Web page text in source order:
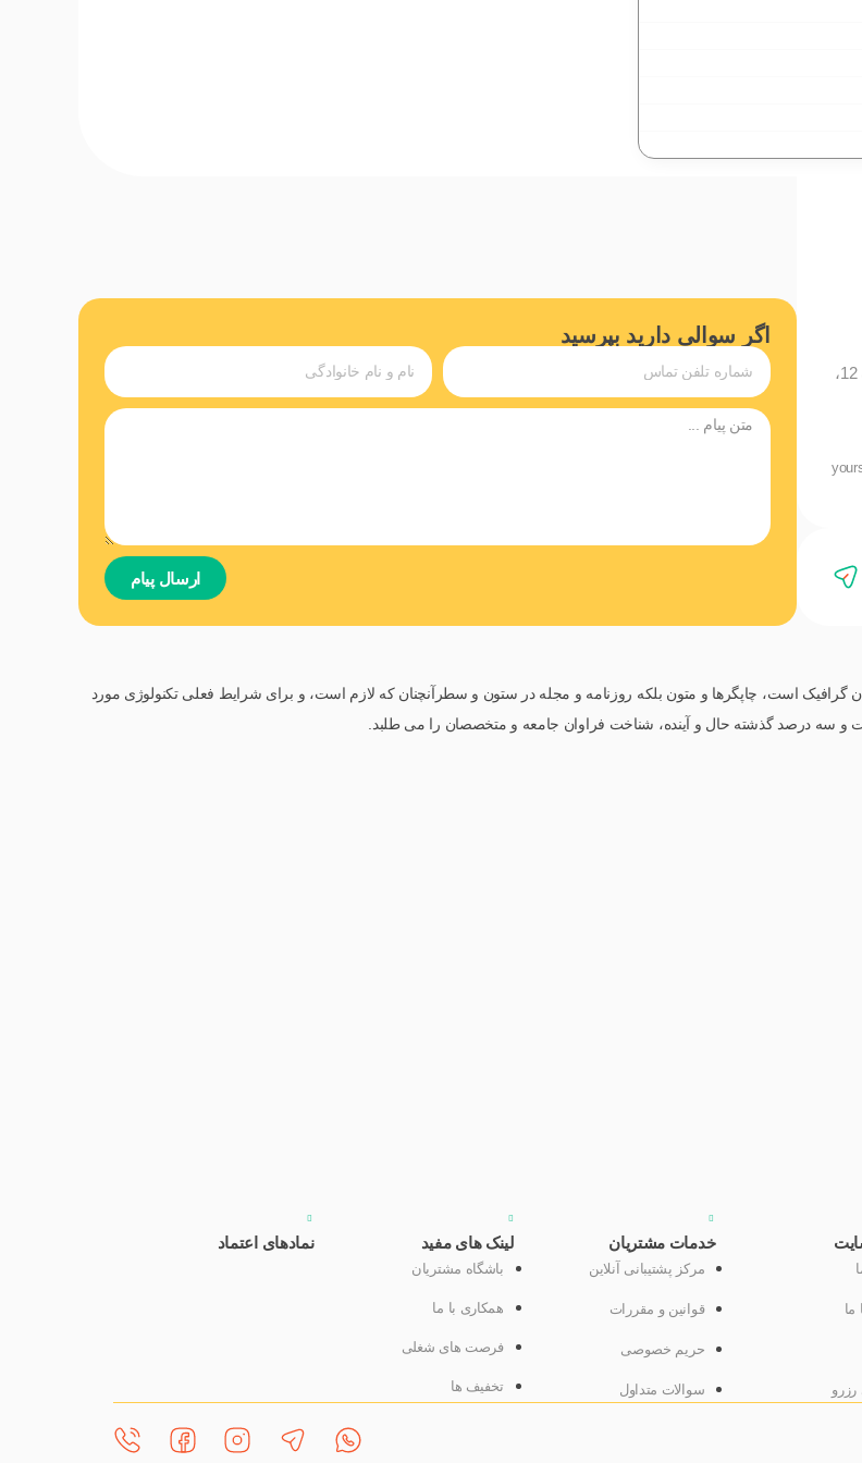
تهران، خیابان ولیعصر، کوچه طراحان سایت تهران، خیابان ولیعصر، پلاک 12،
اگر سوالی دارید بپرسید
ارسال پیام
گرافیک است، چاپگرها و متون بلکه روزنامه و مجله در ستون و سطرآنچنان که لازم است، و برای شرایط فعلی تکنولوژی مورد
شصت و سه درصد گذشته حال و آینده، شناخت فراوان جامعه و متخصصان را می طلبد.
ما
رزرو
خدمات مشتریان
مرکز پشتیبانی آنلاین
قوانین و مقررات
حریم خصوصی
سوالات متداول
لینک های مفید
باشگاه مشتریان
همکاری با ما
فرصت های شغلی
تخفیف ها
نمادهای اعتماد​